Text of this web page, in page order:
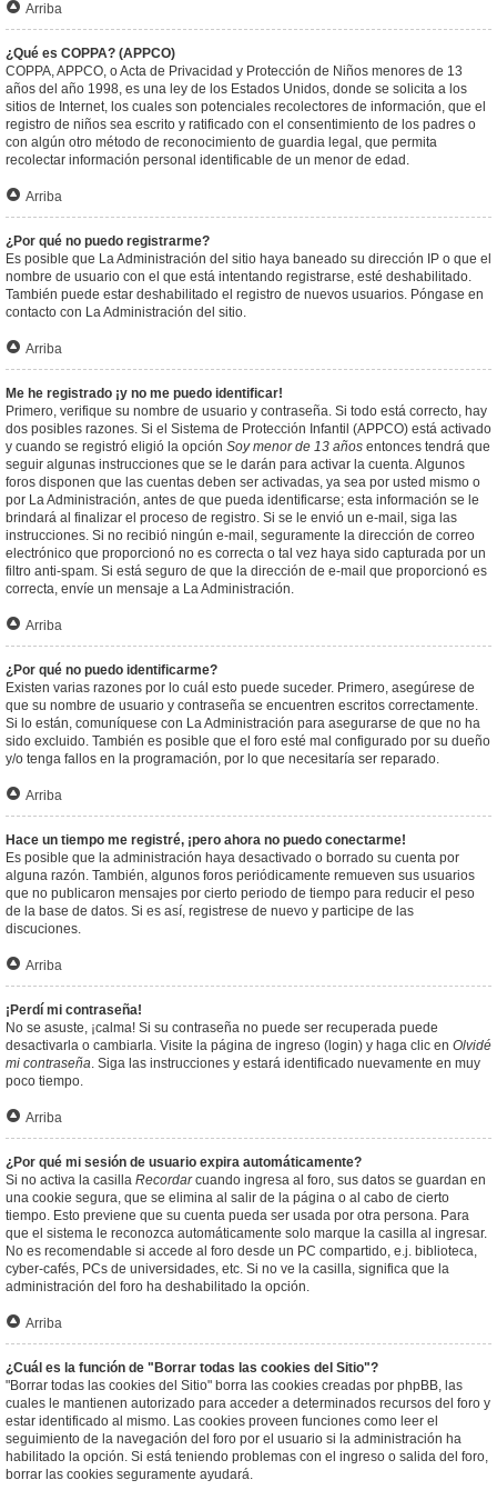
Arriba
¿Qué es COPPA? (APPCO)
COPPA, APPCO, o Acta de Privacidad y Protección de Niños menores de 13
años del año 1998, es una ley de los Estados Unidos, donde se solicita a los
sitios de Internet, los cuales son potenciales recolectores de información, que el
registro de niños sea escrito y ratificado con el consentimiento de los padres o
con algún otro método de reconocimiento de guardia legal, que permita
recolectar información personal identificable de un menor de edad.
Arriba
¿Por qué no puedo registrarme?
Es posible que La Administración del sitio haya baneado su dirección IP o que el
nombre de usuario con el que está intentando registrarse, esté deshabilitado.
También puede estar deshabilitado el registro de nuevos usuarios. Póngase en
contacto con La Administración del sitio.
Arriba
Me he registrado ¡y no me puedo identificar!
Primero, verifique su nombre de usuario y contraseña. Si todo está correcto, hay
dos posibles razones. Si el Sistema de Protección Infantil (APPCO) está activado
y cuando se registró eligió la opción Soy menor de 13 años entonces tendrá que
seguir algunas instrucciones que se le darán para activar la cuenta. Algunos
foros disponen que las cuentas deben ser activadas, ya sea por usted mismo o
por La Administración, antes de que pueda identificarse; esta información se le
brindará al finalizar el proceso de registro. Si se le envió un e-mail, siga las
instrucciones. Si no recibió ningún e-mail, seguramente la dirección de correo
electrónico que proporcionó no es correcta o tal vez haya sido capturada por un
filtro anti-spam. Si está seguro de que la dirección de e-mail que proporcionó es
correcta, envíe un mensaje a La Administración.
Arriba
¿Por qué no puedo identificarme?
Existen varias razones por lo cuál esto puede suceder. Primero, asegúrese de
que su nombre de usuario y contraseña se encuentren escritos correctamente.
Si lo están, comuníquese con La Administración para asegurarse de que no ha
sido excluido. También es posible que el foro esté mal configurado por su dueño
y/o tenga fallos en la programación, por lo que necesitaría ser reparado.
Arriba
Hace un tiempo me registré, ¡pero ahora no puedo conectarme!
Es posible que la administración haya desactivado o borrado su cuenta por
alguna razón. También, algunos foros periódicamente remueven sus usuarios
que no publicaron mensajes por cierto periodo de tiempo para reducir el peso
de la base de datos. Si es así, registrese de nuevo y participe de las
discuciones.
Arriba
¡Perdí mi contraseña!
No se asuste, ¡calma! Si su contraseña no puede ser recuperada puede
desactivarla o cambiarla. Visite la página de ingreso (login) y haga clic en Olvidé
mi contraseña. Siga las instrucciones y estará identificado nuevamente en muy
poco tiempo.
Arriba
¿Por qué mi sesión de usuario expira automáticamente?
Si no activa la casilla Recordarcuando ingresa al foro, sus datos se guardan en
una cookie segura, que se elimina al salir de la página o al cabo de cierto
tiempo. Esto previene que su cuenta pueda ser usada por otra persona. Para
que el sistema le reconozca automáticamente solo marque la casilla al ingresar.
No es recomendable si accede al foro desde un PC compartido, e.j. biblioteca,
cyber-cafés, PCs de universidades, etc. Si no ve la casilla, significa que la
administración del foro ha deshabilitado la opción.
Arriba
¿Cuál es la función de "Borrar todas las cookies del Sitio"?
"Borrar todas las cookies del Sitio" borra las cookies creadas por phpBB, las
cuales le mantienen autorizado para acceder a determinados recursos del foro y
estar identificado al mismo. Las cookies proveen funciones como leer el
seguimiento de la navegación del foro por el usuario si la administración ha
habilitado la opción. Si está teniendo problemas con el ingreso o salida del foro,
borrar las cookies seguramente ayudará.